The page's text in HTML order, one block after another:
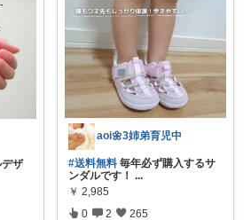
ザ
aoi🌼3姉弟育児中
#送料無料 毎年必ず購入するサ
ンダルです！ ...
￥ 2,985
0 2 265